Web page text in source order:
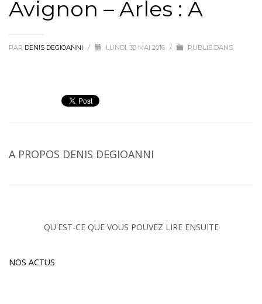
Avignon – Arles : A
PAR DENIS DEGIOANNI / LUNDI, 30 MAI 2016 / PUBLIÉ DANS
A PROPOS DENIS DEGIOANNI
QU'EST-CE QUE VOUS POUVEZ LIRE ENSUITE
NOS ACTUS